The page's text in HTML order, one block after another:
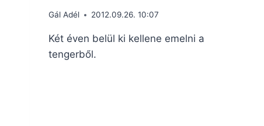
Gál Adél 2012.09.26. 10:07
Két éven belül ki kellene emelni a
tengerből.